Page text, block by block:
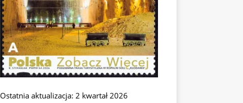
Ostatnia aktualizacja: 2 kwartał 2026